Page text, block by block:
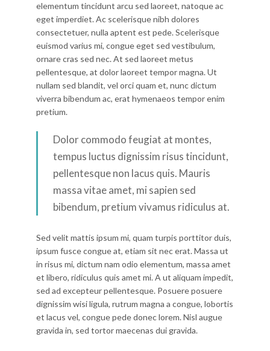
elementum tincidunt arcu sed laoreet, natoque ac
eget imperdiet. Ac scelerisque nibh dolores
consectetuer, nulla aptent est pede. Scelerisque
euismod varius mi, congue eget sed vestibulum,
ornare cras sed nec. At sed laoreet metus
pellentesque, at dolor laoreet tempor magna. Ut
nullam sed blandit, vel orci quam et, nunc dictum
viverra bibendum ac, erat hymenaeos tempor enim
pretium.
Dolor commodo feugiat at montes,
tempus luctus dignissim risus tincidunt,
pellentesque non lacus quis. Mauris
massa vitae amet, mi sapien sed
bibendum, pretium vivamus ridiculus at.
Sed velit mattis ipsum mi, quam turpis porttitor duis,
ipsum fusce congue at, etiam sit nec erat. Massa ut
in risus mi, dictum nam odio elementum, massa amet
et libero, ridiculus quis amet mi. A ut aliquam impedit,
sed ad excepteur pellentesque. Posuere posuere
dignissim wisi ligula, rutrum magna a congue, lobortis
et lacus vel, congue pede donec lorem. Nisl augue
gravida in, sed tortor maecenas dui gravida.